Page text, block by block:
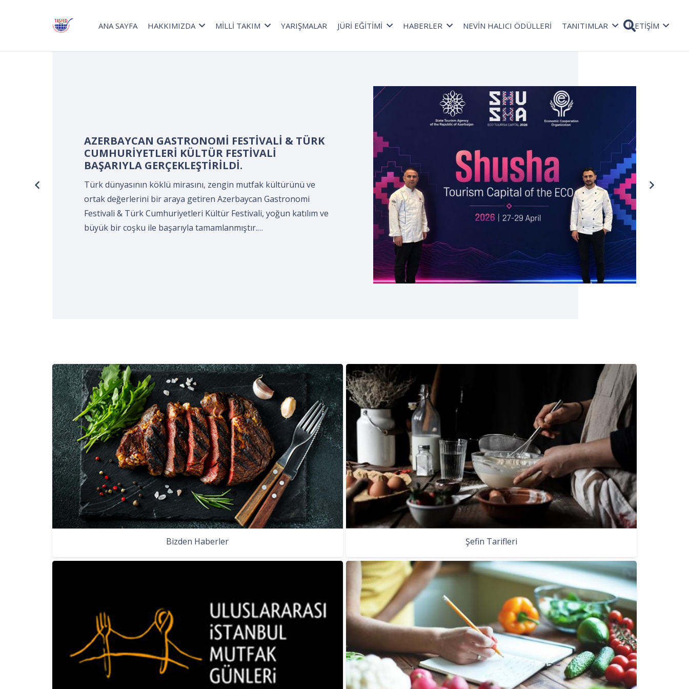
ANA SAYFA HAKKIMIZDA MİLLİ TAKIM YARIŞMALAR JÜRİ EĞİTİMİ HABERLER NEVİN HALICI ÖDÜLLERİ TANITIMLAR İLETİŞİM
Devir Teslim ve Önlük Bağlama Programı*,
Kocaeli Süleyman Demirel Kültür Merkezi’nde,
KOCAELİ Aşçılar ve Turizmciler Derneği
tarafından gerçekleştirildi.
Turizm Haftası kapsamında düzenlenen *Kepçe Devir Teslim ve
Önlük Bağlama Programı*, Kocaeli Süleyman Demirel Kültür
Merkezi’nde, Kocaeli Aşçılar ve Turizmciler Derneği tarafından
gerçekleştirildi. Kocaeli Aşçılar ve Turizmciler Derneği; coğrafi
Bizden Haberler Şefin Tarifleri